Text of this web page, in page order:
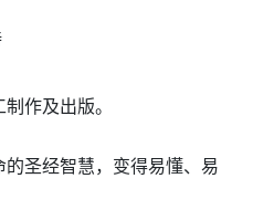
作及出版。
圣经智慧，变得易懂、易